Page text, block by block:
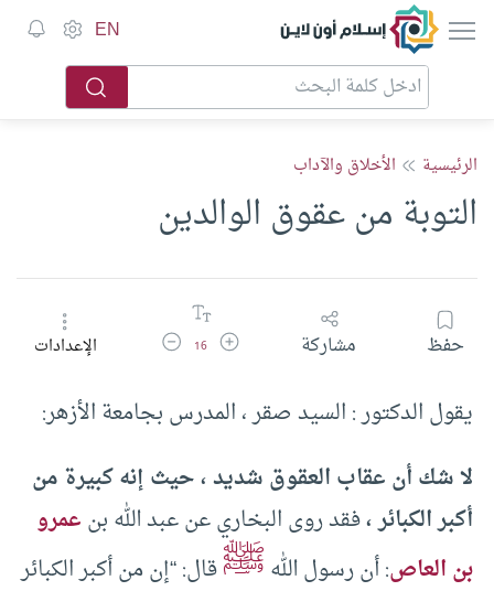
إسلام أون لاين EN
الرئيسية الأخلاق والآداب
التوبة من عقوق الوالدين
حفظ مشاركة زيادة حجم الخط
16 تقليل حجم الخطالإعدادات
يقول الدكتور : السيد صقر ، المدرس بجامعة الأزهر:
لا شك أن عقاب العقوق شديد ، حيث إنه كبيرة من
أكبر الكبائر ،فقد روى البخاري عن عبد الله بنعمرو
بن العاص: أن رسول اللهﷺقال: “إن من أكبر الكبائر